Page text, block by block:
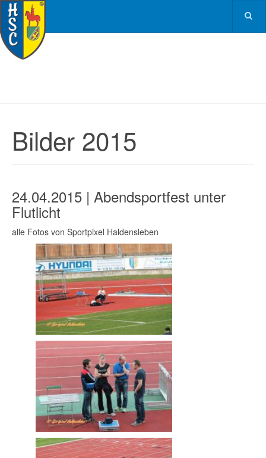
Bilder 2015
24.04.2015 | Abendsportfest unter
Flutlicht
alle Fotos von Sportpixel Haldensleben